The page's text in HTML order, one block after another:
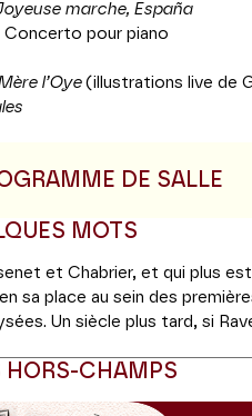
marche, España
Concerto pour piano
l’Oye (illustrations live de
DE SALLE
MOTS
et Chabrier, et qui plus
sa place au sein des
Un siècle plus tard, si
au sein de nos
HORS-CHAMPS